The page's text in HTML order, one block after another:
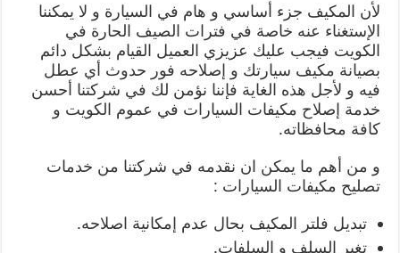
لأن المكيف جزء أساسي و هام في السيارة و لا يمكننا
الإستغناء عنه خاصة في فترات الصيف الحارة في
الكويت فيجب عليك عزيزي العميل القيام بشكل دائم
بصيانة مكيف سيارتك و إصلاحه فور حدوث أي عطل
فيه و لأجل هذه الغاية فإننا نؤمن لك في شركتنا أحسن
خدمة إصلاح مكيفات السيارات في عموم الكويت و
كافة محافظاته.
و من أهم ما يمكن ان نقدمه في شركتنا من خدمات
تصليح مكيفات السيارات :
تبديل فلتر المكيف بحال عدم إمكانية اصلاحه.
تغير السلف و السلفات.